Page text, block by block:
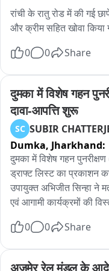
रांची के रातु रोड में की गई
और क्रीम सहित खोवा किया
मामले में रांची के खाद्य
खाद्य सुरक्षा मानक
के तहत मामले में करवाई जारी
छापेमारी के दौरान लगभग
रातु रोड रतन लाल कॉम्पेक्स
छापेमारी में भारी मात्रा में
जांच में सैंपल पाए गए
0 0 Share
दुमका में विशेष गहन
दावा-आपत्ति शुरू
SC SUBIR
Dumka, Jharkhand:
दुमका में विशेष गहन
ड्राफ्ट लिस्ट का प्रकाशन कर
उपायुक्त अभिजीत सिन्हा ने
एवं आगामी कार्यक्रमों की
विधानसभा क्षेत्रों में मतदाता
मतदाता सूची का प्रकाशन
0 0 Share
अजमेर रेल मंडल के